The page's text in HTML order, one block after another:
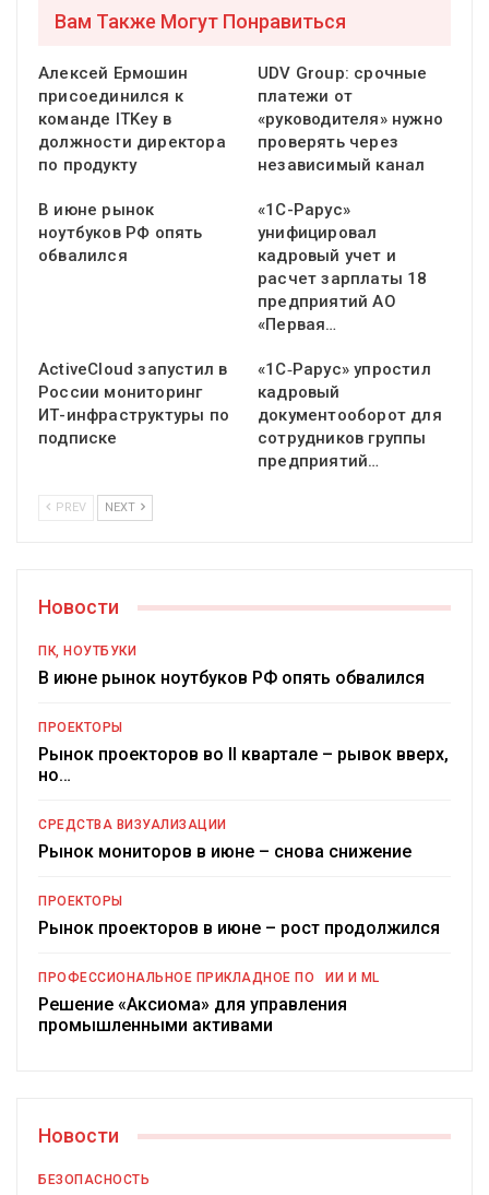
Вам Также Могут Понравиться
Алексей Ермошин
присоединился к
команде ITKey в
должности директора
по продукту
UDV Group: срочные
платежи от
«руководителя» нужно
проверять через
независимый канал
В июне рынок
ноутбуков РФ опять
обвалился
«1С-Рарус»
унифицировал
кадровый учет и
расчет зарплаты 18
предприятий АО
«Первая…
ActiveCloud запустил в
России мониторинг
ИТ-инфраструктуры по
подписке
«1С‑Рарус» упростил
кадровый
документооборот для
сотрудников группы
предприятий…
PREV NEXT
Новости
ПК, НОУТБУКИ
В июне рынок ноутбуков РФ опять обвалился
ПРОЕКТОРЫ
Рынок проекторов во II квартале – рывок вверх,
но…
СРЕДСТВА ВИЗУАЛИЗАЦИИ
Рынок мониторов в июне – снова снижение
ПРОЕКТОРЫ
Рынок проекторов в июне – рост продолжился
ПРОФЕССИОНАЛЬНОЕ ПРИКЛАДНОЕ ПО ИИ И ML
Решение «Аксиома» для управления
промышленными активами
Новости
БЕЗОПАСНОСТЬ